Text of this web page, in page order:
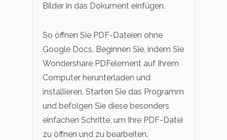
Bilder in das Dokument einfügen.
So öffnen Sie PDF-Dateien ohne
Google Docs. Beginnen Sie, indem Sie
Wondershare PDFelement auf Ihrem
Computer herunterladen und
installieren. Starten Sie das Programm
und befolgen Sie diese besonders
einfachen Schritte, um Ihre PDF-Datei
zu öffnen und zu bearbeiten.